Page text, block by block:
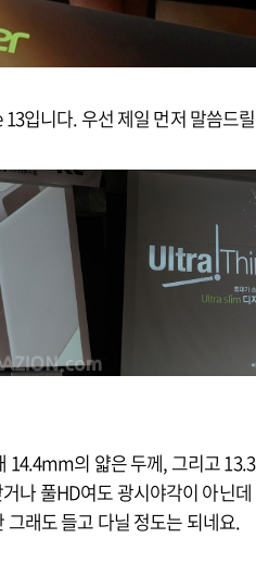
입니다. 우선 제일 먼저 말씀드
14.4mm의 얇은 두께, 그리고
나 풀HD여도 광시야각이 아닌
래도 들고 다닐 정도는 되네요.